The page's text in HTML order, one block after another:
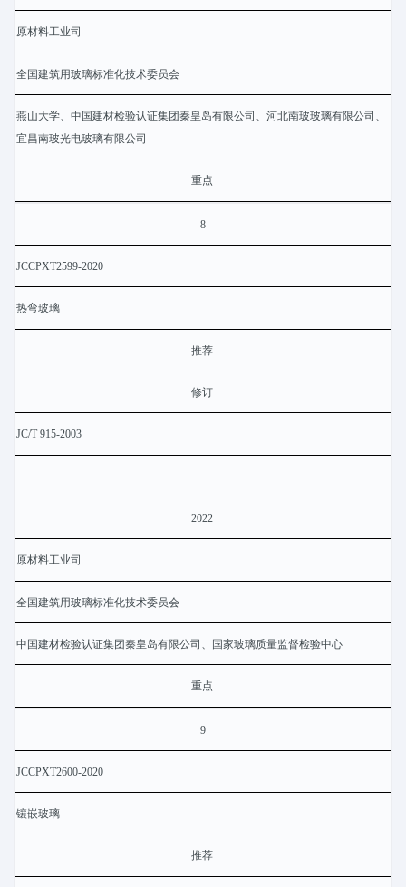
原材料工业司
全国建筑用玻璃标准化技术委员会
燕山大学、中国建材检验认证集团秦皇岛有限公司、河北南玻玻璃有限公司、
宜昌南玻光电玻璃有限公司
重点
8
JCCPXT2599-2020
热弯玻璃
推荐
修订
JC/T 915-2003
2022
原材料工业司
全国建筑用玻璃标准化技术委员会
中国建材检验认证集团秦皇岛有限公司、国家玻璃质量监督检验中心
重点
9
JCCPXT2600-2020
镶嵌玻璃
推荐